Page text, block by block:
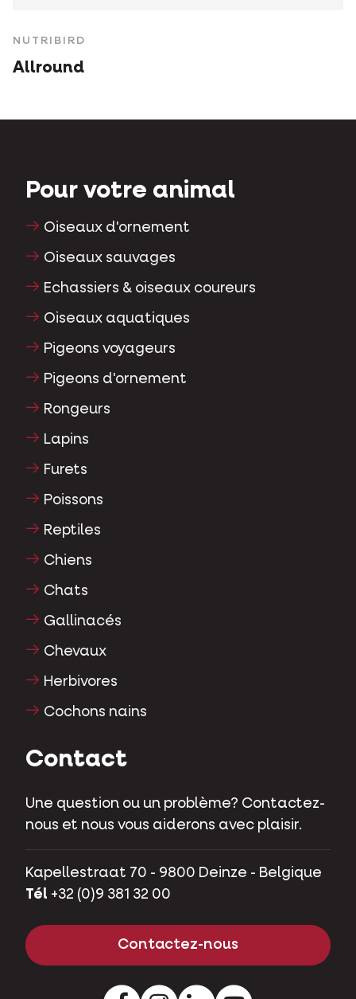
NUTRIBIRD
Allround
Pour votre animal
Oiseaux d'ornement
Oiseaux sauvages
Echassiers & oiseaux coureurs
Oiseaux aquatiques
Pigeons voyageurs
Pigeons d'ornement
Rongeurs
Lapins
Furets
Poissons
Reptiles
Chiens
Chats
Gallinacés
Chevaux
Herbivores
Cochons nains
Contact
Une question ou un problème? Contactez-
nous et nous vous aiderons avec plaisir.
Kapellestraat 70 - 9800 Deinze - Belgique
Tél +32 (0)9 381 32 00
Contactez-nous